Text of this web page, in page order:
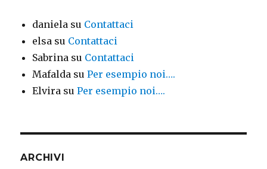
daniela su Contattaci
elsa su Contattaci
Sabrina su Contattaci
Mafalda suPer esempio noi….
Elvira suPer esempio noi….
ARCHIVI